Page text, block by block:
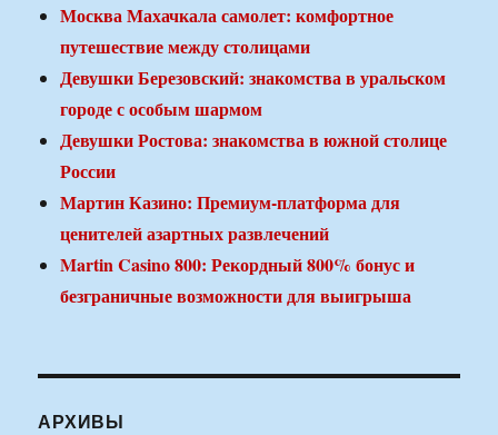
Москва Махачкала самолет: комфортное
путешествие между столицами
Девушки Березовский: знакомства в уральском
городе с особым шармом
Девушки Ростова: знакомства в южной столице
России
Мартин Казино: Премиум-платформа для
ценителей азартных развлечений
Martin Casino 800: Рекордный 800% бонус и
безграничные возможности для выигрыша
АРХИВЫ